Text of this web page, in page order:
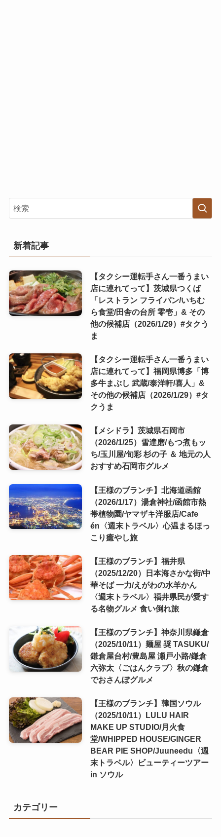
新着記事
【タクシー運転手さん一番うまい
店に連れてって】茨城県つくば
「レストラン フライパン/いちむ
ら食堂/田舎の台所 零壱」& その
他の候補店（2026/1/29）#タクう
ま
【タクシー運転手さん一番うまい
店に連れてって】福岡県博多「博
多牛まぶし 武蔵/泰洋軒/喜人」&
その他の候補店（2026/1/29）#タ
クうま
【メシドラ】茨城県石岡市
（2026/1/25）雪達磨/もつ煮もッ
ち/玉川屋/旬彩 杉の子 ＆ 地元の人
おすすめ石岡市グルメ
【王様のブランチ】北海道函館
（2026/1/17）湯倉神社/函館市熱
帯植物園/ヤマザキ洋服店/Cafe
én〈週末トラベル〉心温まるほっ
こり癒やし旅
【王様のブランチ】福井県
（2025/12/20）日本海さかな街/中
華そば 一力/えがわの水羊かん
〈週末トラベル〉福井県民が愛す
る名物グルメ 食い倒れ旅
【王様のブランチ】神奈川県鎌倉
（2025/10/11）麺屋 奨 TASUKU/
鎌倉屋台村/豊島屋 瀬戸小路/鎌倉
六弥太〈ごはんクラブ〉秋の鎌倉
でおさんぽグルメ
【王様のブランチ】韓国ソウル
（2025/10/11）LULU HAIR
MAKE UP STUDIO/月火食
堂/WHIPPED HOUSE/GINGER
BEAR PIE SHOP/Juuneedu〈週
末トラベル〉ビューティーツアー
in ソウル
カテゴリー